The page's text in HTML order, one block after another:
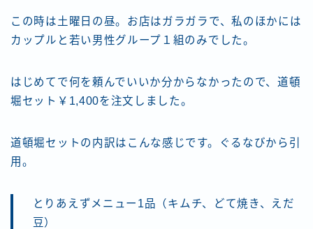
この時は土曜日の昼。お店はガラガラで、私のほかには
カップルと若い男性グループ１組のみでした。
はじめてで何を頼んでいいか分からなかったので、道頓
堀セット￥1,400を注文しました。
道頓堀セットの内訳はこんな感じです。ぐるなびから引
用。
とりあえずメニュー1品（キムチ、どて焼き、えだ
豆）